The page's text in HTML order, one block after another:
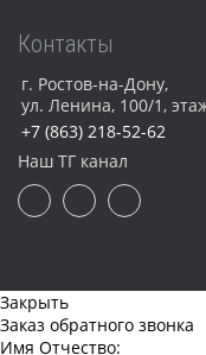
Контакты
г. Ростов-на-Дону,
ул. Ленина, 100/1,
+7 (863) 218-52-62
Наш ТГ канал
Закрыть
Заказ обратного звонка
Имя Отчество: